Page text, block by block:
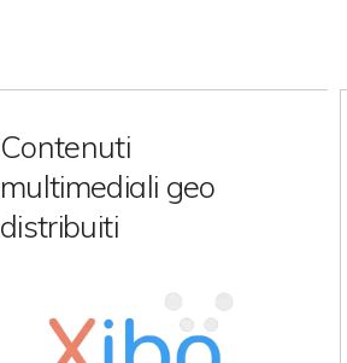
Contenuti
multimediali geo
distribuiti